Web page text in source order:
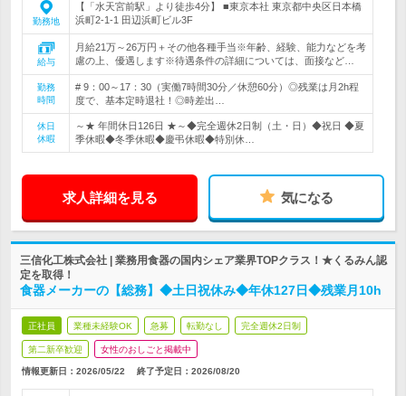
勤務地
【「水天宮前駅」より徒歩4分】 ■東京本社 東京都中央区日本橋
浜町2-1-1 田辺浜町ビル3F
給与
月給21万～26万円＋その他各種手当※年齢、経験、能力などを考
慮の上、優遇します※待遇条件の詳細については、面接など…
勤務
時間
# 9：00～17：30（実働7時間30分／休憩60分）◎残業は月2h程
度で、基本定時退社！◎時差出…
休日
休暇
～★ 年間休日126日 ★～◆完全週休2日制（土・日）◆祝日 ◆夏
季休暇◆冬季休暇◆慶弔休暇◆特別休…
求人詳細を見る 気になる
三信化工株式会社 | 業務用食器の国内シェア業界TOPクラス！★くるみん認
定を取得！
食器メーカーの【総務】◆土日祝休み◆年休127日◆残業月10h
正社員 業種未経験OK 急募 転勤なし 完全週休2日制
第二新卒歓迎 女性のおしごと掲載中
情報更新日：2026/05/22 終了予定日： 2026/08/20